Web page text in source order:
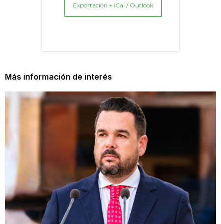
Exportación + iCal / Outlook
Más información de interés